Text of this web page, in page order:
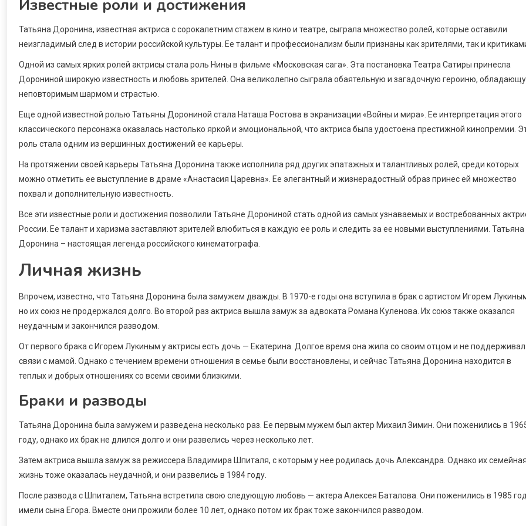
Известные роли и достижения
Татьяна Доронина, известная актриса с сорокалетним стажем в кино и театре, сыграла множество ролей, которые оставили
неизгладимый след в истории российской культуры. Ее талант и профессионализм были признаны как зрителями, так и
Одной из самых ярких ролей актрисы стала роль Нины в фильме «Московская сага». Эта постановка Театра Сатиры принесла
Дорониной широкую известность и любовь зрителей. Она великолепно сыграла обаятельную и загадочную героиню,
неповторимым шармом и страстью.
Еще одной известной ролью Татьяны Дорониной стала Наташа Ростова в экранизации «Войны и мира». Ее интерпретация этого
классического персонажа оказалась настолько яркой и эмоциональной, что актриса была удостоена престижной кинопремии.
роль стала одним из вершинных достижений ее карьеры.
На протяжении своей карьеры Татьяна Доронина также исполнила ряд других эпатажных и талантливых ролей, среди которых
можно отметить ее выступление в драме «Анастасия Царевна». Ее элегантный и жизнерадостный образ принес ей множество
похвал и дополнительную известность.
Все эти известные роли и достижения позволили Татьяне Дорониной стать одной из самых узнаваемых и востребованных
России. Ее талант и харизма заставляют зрителей влюбиться в каждую ее роль и следить за ее новыми выступлениями. Татьяна
Доронина – настоящая легенда российского кинематографа.
Личная жизнь
Впрочем, известно, что Татьяна Доронина была замужем дважды. В 1970-е годы она вступила в брак с артистом Игорем
но их союз не продержался долго. Во второй раз актриса вышла замуж за адвоката Романа Куленова. Их союз также оказался
неудачным и закончился разводом.
От первого брака с Игорем Лукиным у актрисы есть дочь — Екатерина. Долгое время она жила со своим отцом и не
связи с мамой. Однако с течением времени отношения в семье были восстановлены, и сейчас Татьяна Доронина находится в
теплых и добрых отношениях со всеми своими близкими.
Браки и разводы
Татьяна Доронина была замужем и разведена несколько раз. Ее первым мужем был актер Михаил Зимин. Они поженились в
году, однако их брак не длился долго и они развелись через несколько лет.
Затем актриса вышла замуж за режиссера Владимира Шпиталя, с которым у нее родилась дочь Александра. Однако их семейная
жизнь тоже оказалась неудачной, и они развелись в 1984 году.
После развода с Шпиталем, Татьяна встретила свою следующую любовь — актера Алексея Баталова. Они поженились в 1985
имели сына Егора. Вместе они прожили более 10 лет, однако потом их брак тоже закончился разводом.